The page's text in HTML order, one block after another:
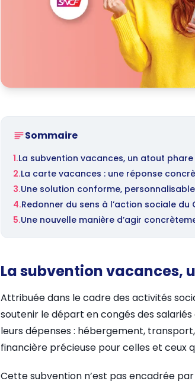
Sommaire
1.La subvention vacances, un atout
2.La carte vacances : une réponse
3.Une solution conforme,
4.Redonner du sens à l’action sociale du
5.Une nouvelle manière d’agir
La subvention vacances,
Attribuée dans le cadre des activités
soutenir le départ en congés des
leurs dépenses : hébergement,
financière précieuse pour celles et ceux
Cette subvention n’est pas encadrée